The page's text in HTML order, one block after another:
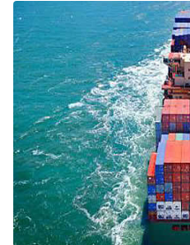
PESCA
I prodotti FURUNO sono
di pesca sportiva che